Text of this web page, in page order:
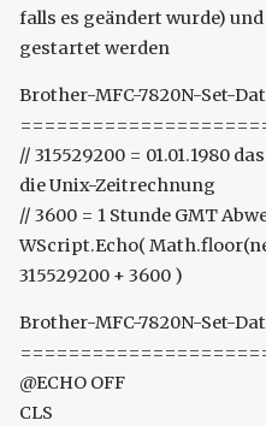
falls es geändert wurde)
gestartet werden
Brother-MFC-7820N-Set-
// 315529200 = 01.01.1980
die Unix-Zeitrechnung
// 3600 = 1 Stunde GMT
WScript.Echo(
315529200 + 3600 )
Brother-MFC-7820N-Set-
@ECHO OFF
CLS